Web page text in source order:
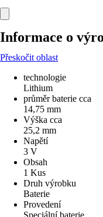
Informace o
Přeskočit oblast
technologie
Lithium
průměr baterie cca
14,75 mm
Výška cca
25,2 mm
Napětí
3 V
Obsah
1 Kus
Druh výrobku
Baterie
Provedení
Speciální baterie